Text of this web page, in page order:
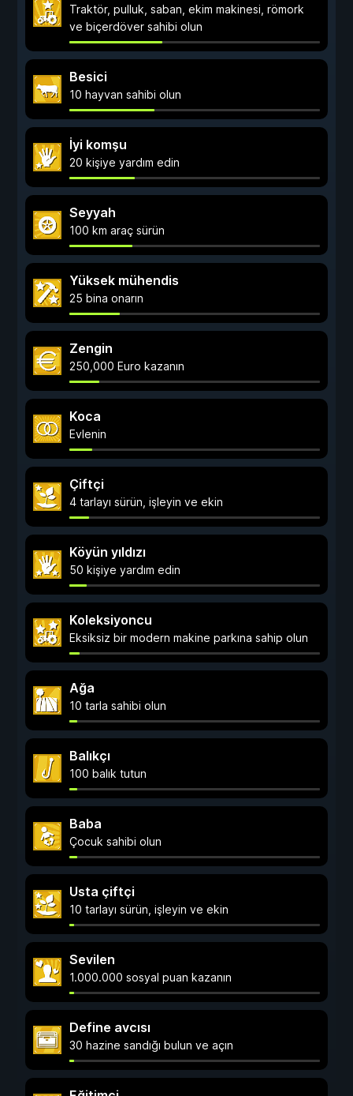
Traktör, pulluk, saban, ekim makinesi, römork
ve biçerdöver sahibi olun
Besici
10 hayvan sahibi olun
İyi komşu
20 kişiye yardım edin
Seyyah
100 km araç sürün
Yüksek mühendis
25 bina onarın
Zengin
250,000 Euro kazanın
Koca
Evlenin
Çiftçi
4 tarlayı sürün, işleyin ve ekin
Köyün yıldızı
50 kişiye yardım edin
Koleksiyoncu
Eksiksiz bir modern makine parkına sahip olun
Ağa
10 tarla sahibi olun
Balıkçı
100 balık tutun
Baba
Çocuk sahibi olun
Usta çiftçi
10 tarlayı sürün, işleyin ve ekin
Sevilen
1.000.000 sosyal puan kazanın
Define avcısı
30 hazine sandığı bulun ve açın